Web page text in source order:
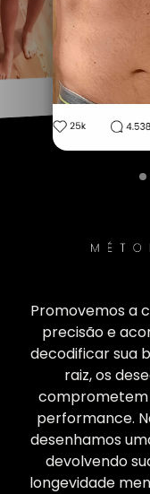
Promovemos a
precisão e
decodificar sua
raiz, os
comprometem
performance.
desenhamos
devolvendo
longevidade